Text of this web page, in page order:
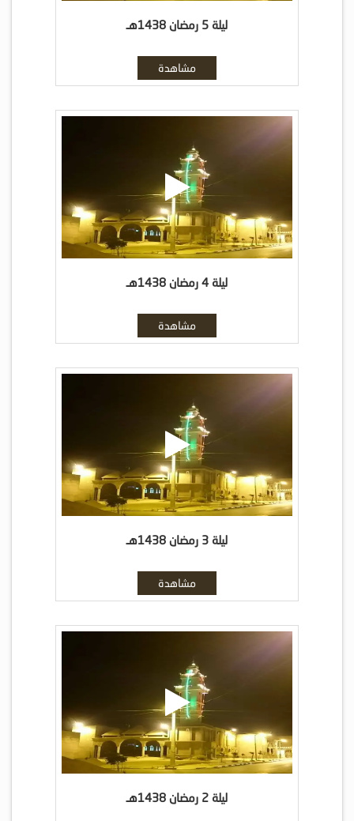
ليلة 5 رمضان 1438هـ
مشاهدة
ليلة 4 رمضان 1438هـ
مشاهدة
ليلة 3 رمضان 1438هـ
مشاهدة
ليلة 2 رمضان 1438هـ